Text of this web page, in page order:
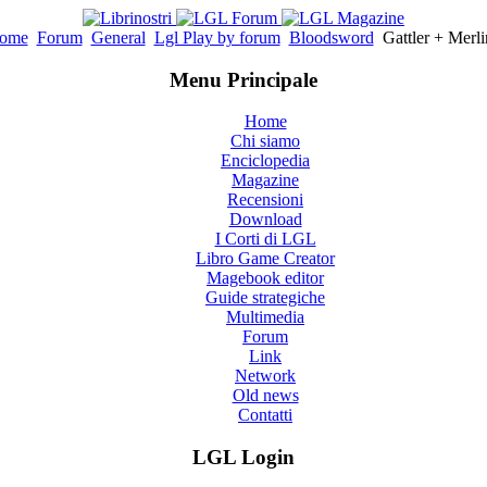
Forum General Lgl Play by forum Bloodsword Gattler +
Menu Principale
Home
Chi siamo
Enciclopedia
Magazine
Recensioni
Download
I Corti di LGL
Libro Game Creator
Magebook editor
Guide strategiche
Multimedia
Forum
Link
Network
Old news
Contatti
LGL Login